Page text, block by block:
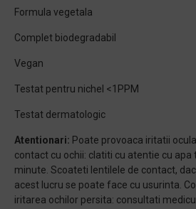
Formula vegetala
Complet biodegradabil
Vegan
Testat pentru nichel <1PPM
Testat dermatologic
Atentionari: Poate provoaca iritatii
contact cu ochii: clatiti cu atentie cu
minute. Scoateti lentilele de contact,
acest lucru se poate face cu usurinta.
iritarea ochilor persita: consultati